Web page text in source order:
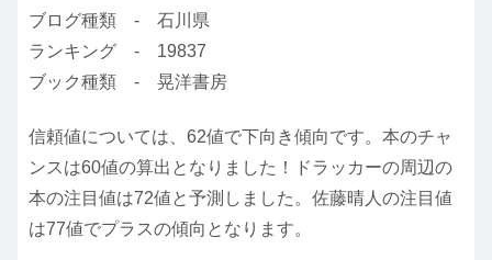
ブログ種類 - 石川県
ランキング - 19837
ブック種類 - 晃洋書房
信頼値については、62値で下向き傾向です。本のチャ
ンスは60値の算出となりました！ドラッカーの周辺の
本の注目値は72値と予測しました。佐藤晴人の注目値
は77値でプラスの傾向となります。